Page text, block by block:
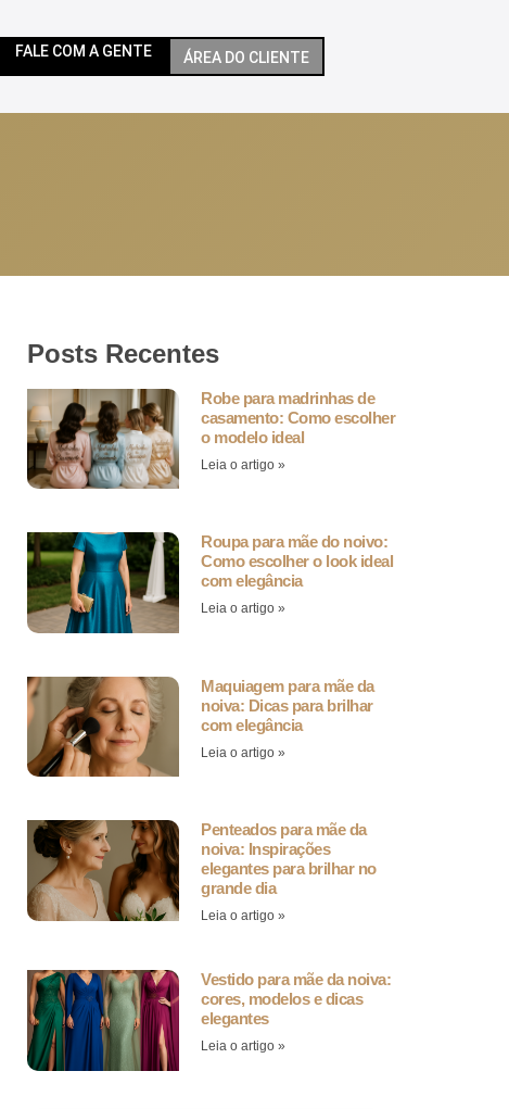
FALE COM A GENTE ÁREA DO CLIENTE
Posts Recentes
Robe para madrinhas de
casamento: Como escolher
o modelo ideal
Leia o artigo »
Roupa para mãe do noivo:
Como escolher o look ideal
com elegância
Leia o artigo »
Maquiagem para mãe da
noiva: Dicas para brilhar
com elegância
Leia o artigo »
Penteados para mãe da
noiva: Inspirações
elegantes para brilhar no
grande dia
Leia o artigo »
Vestido para mãe da noiva:
cores, modelos e dicas
elegantes
Leia o artigo »